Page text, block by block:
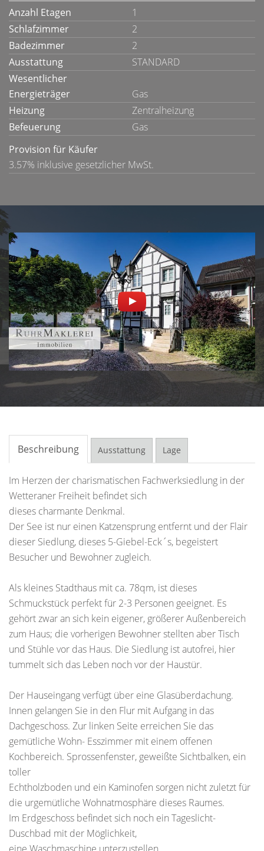
Anzahl Etagen
1
Schlafzimmer
2
Badezimmer
2
Ausstattung
STANDARD
Wesentlicher
Energieträger
Gas
Heizung
Zentralheizung
Befeuerung
Gas
Provision für Käufer
3.57% inklusive gesetzlicher MwSt.
Beschreibung Ausstattung Lage
Im Herzen der charismatischen Fachwerksiedlung in der
Wetteraner Freiheit befindet sich
dieses charmante Denkmal.
Der See ist nur einen Katzensprung entfernt und der Flair
dieser Siedlung, dieses 5-Giebel-Eck´s, begeistert
Besucher und Bewohner zugleich.
Als kleines Stadthaus mit ca. 78qm, ist dieses
Schmuckstück perfekt für 2-3 Personen geeignet. Es
gehört zwar an sich kein eigener, größerer Außenbereich
zum Haus; die vorherigen Bewohner stellten aber Tisch
und Stühle vor das Haus. Die Siedlung ist autofrei, hier
tummelt sich das Leben noch vor der Haustür.
Der Hauseingang verfügt über eine Glasüberdachung.
Innen gelangen Sie in den Flur mit Aufgang in das
Dachgeschoss. Zur linken Seite erreichen Sie das
gemütliche Wohn- Esszimmer mit einem offenen
Kochbereich. Sprossenfenster, geweißte Sichtbalken, ein
toller
Echtholzboden und ein Kaminofen sorgen nicht zuletzt für
die urgemütliche Wohnatmosphäre dieses Raumes.
Im Erdgeschoss befindet sich noch ein Tageslicht-
Duschbad mit der Möglichkeit,